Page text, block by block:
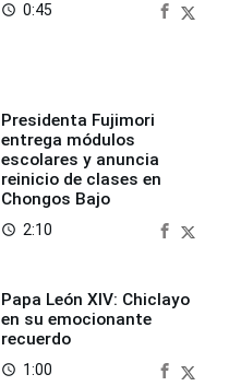
access_time 0:45
Presidenta Fujimori
entrega módulos
escolares y anuncia
reinicio de clases en
Chongos Bajo
access_time 2:10
Papa León XIV: Chiclayo
en su emocionante
recuerdo
access_time 1:00